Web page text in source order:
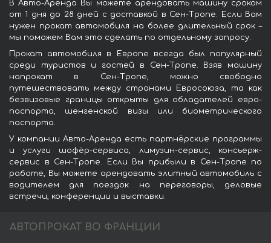
В Авто-Аренда Вы можете арендовать машину сроком
от 1 дня до 28 дней с доставкой в Сен-Тропе. Если Вам
нужен прокат автомобиля на более длительный срок –
мы поможем Вам это сделать по отдельному запросу.
Прокат автомобиля в Европе всегда был популярный
среди туристов и гостей в Сен-Тропе. Взяв машину
напрокат в Сен-Тропе, можно свободно
путешествовать между странами Евросоюза, та как
безвизовые границы открыты для обладателей евро-
паспорта, шенгенской визы или биометрического
паспорта.
У компании Авто-Аренда есть партнёрские программы
и услуги шофёр-сервиса, лимузин-сервис, консьерж-
сервис в Сен-Тропе. Если Вы прибыли в Сен-Тропе по
работе, Вы можете арендовать элитный автомобиль с
водителем для поездок на переговоры, деловые
встречи, конференции и выставки.
АВТОПРОКАТ ВО ФРАНЦИИ